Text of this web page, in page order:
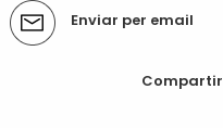
Accions
del
Enviar per email
Compartir